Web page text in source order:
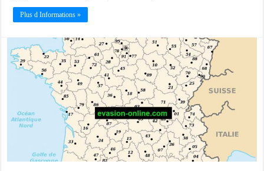
Plus d Informations »